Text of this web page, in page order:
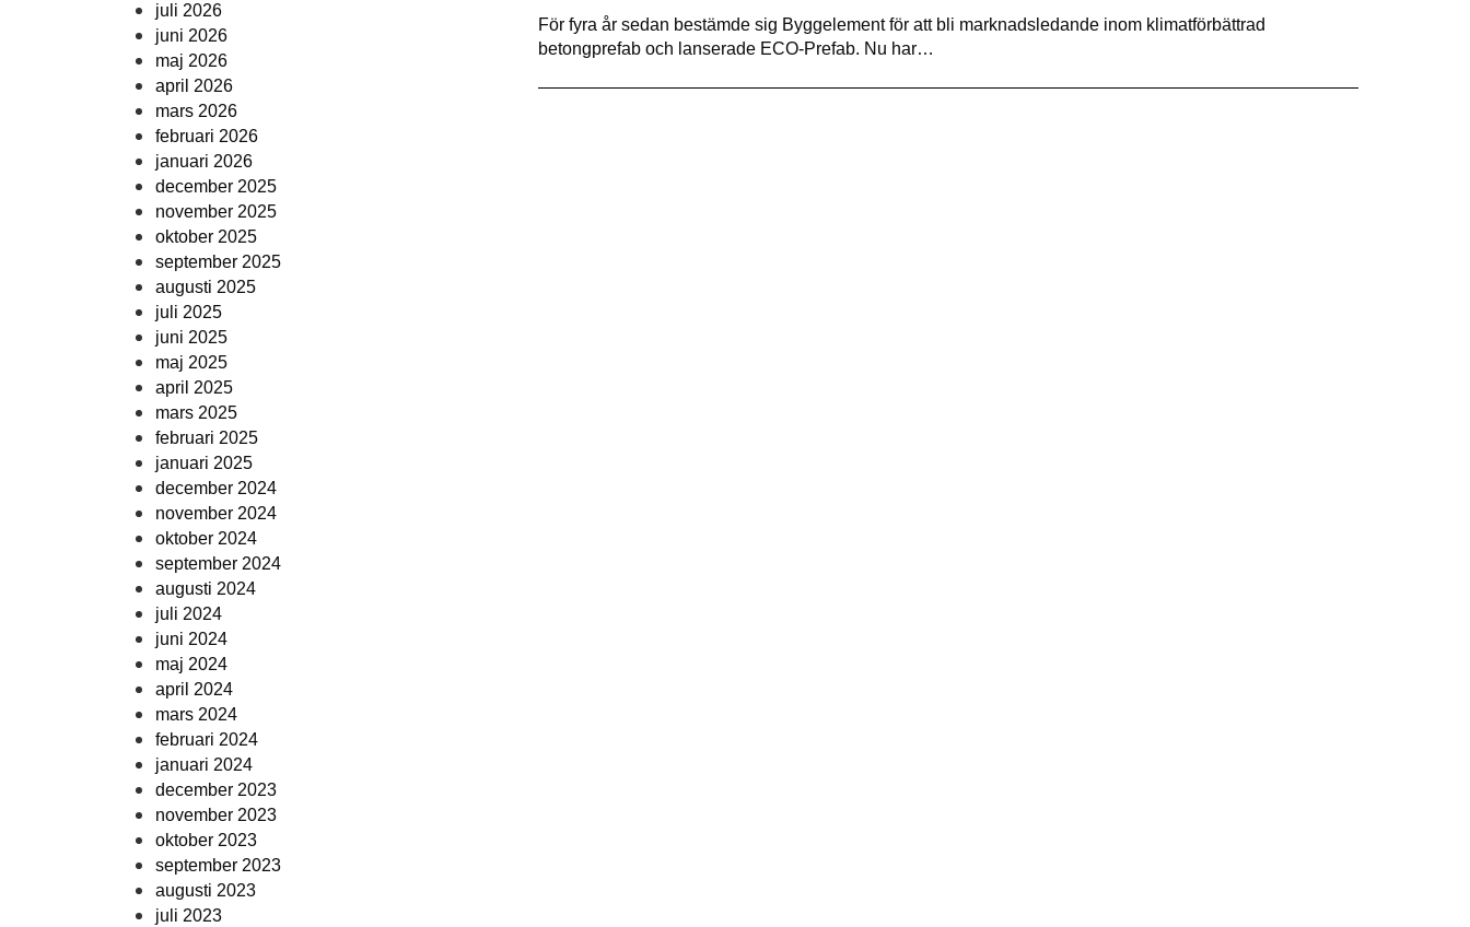
juli 2026
juni 2026
maj 2026
april 2026
mars 2026
februari 2026
januari 2026
december 2025
november 2025
oktober 2025
september 2025
augusti 2025
juli 2025
juni 2025
maj 2025
april 2025
mars 2025
februari 2025
januari 2025
december 2024
november 2024
oktober 2024
september 2024
augusti 2024
juli 2024
juni 2024
maj 2024
april 2024
mars 2024
februari 2024
januari 2024
december 2023
november 2023
oktober 2023
september 2023
augusti 2023
juli 2023
För fyra år sedan bestämde sig Byggelement för att bli marknadsledande inom klimatförbättrad
betongprefab och lanserade ECO-Prefab. Nu har…